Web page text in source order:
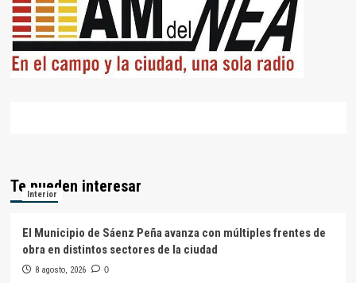
Te pueden interesar
Interior
El Municipio de Sáenz Peña avanza con múltiples frentes de
obra en distintos sectores de la ciudad
8 agosto, 2026 0